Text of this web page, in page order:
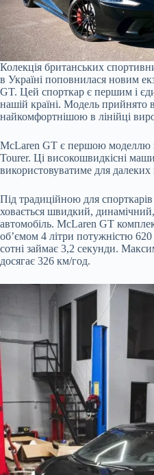
Колекція британських
в Україні поповнилася новим
GT. Цей спорткар є першим і
нашій країні. Модель прийнято
найкомфортнішою в лінійці
McLaren GT є першою моделлю
Tourer. Ці високошвидкісні
використовуватиме для далеких
Під традиційною для
ховається швидкий,
автомобіль. McLaren GT
об’ємом 4 літри потужністю 620
сотні займає 3,2 секунди.
досягає 326 км/год.